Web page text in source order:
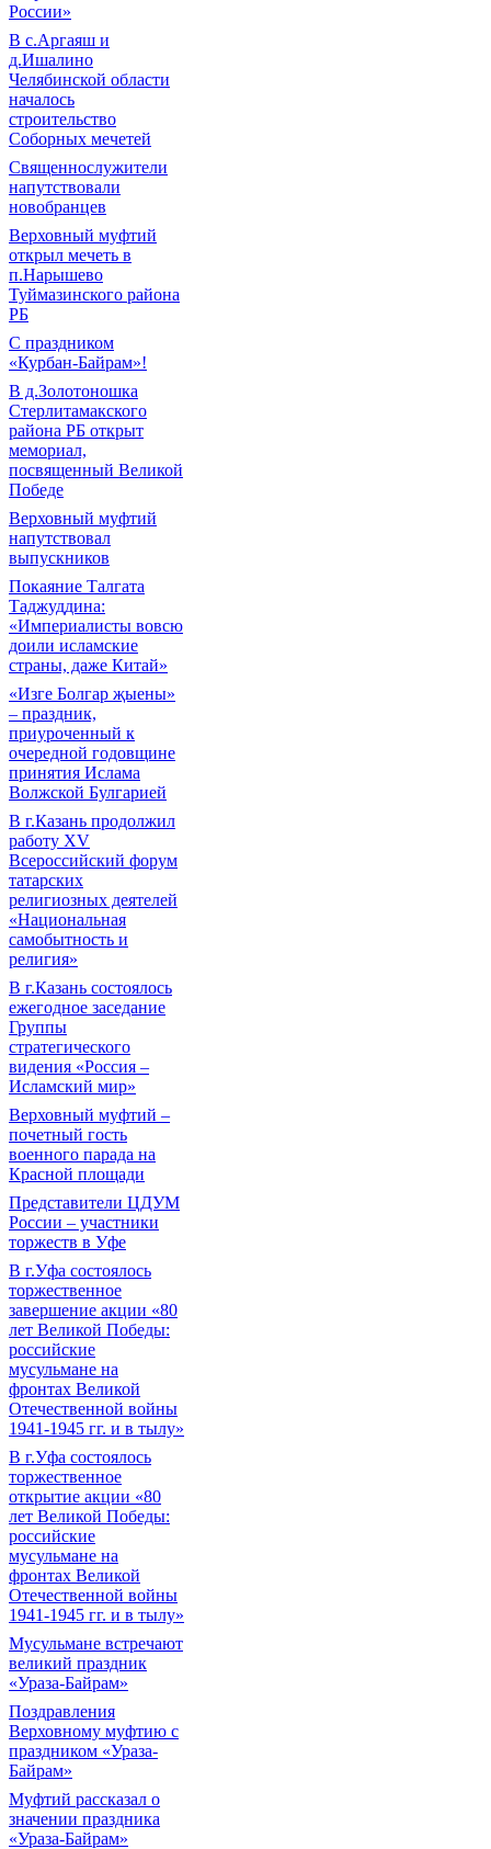
России»
В с.Аргаяш и
д.Ишалино
Челябинской области
началось
строительство
Соборных мечетей
Священнослужители
напутствовали
новобранцев
Верховный муфтий
открыл мечеть в
п.Нарышево
Туймазинского района
РБ
С праздником
«Курбан-Байрам»!
В д.Золотоношка
Стерлитамакского
района РБ открыт
мемориал,
посвященный Великой
Победе
Верховный муфтий
напутствовал
выпускников
Покаяние Талгата
Таджуддина:
«Империалисты вовсю
доили исламские
страны, даже Китай»
«Изге Болгар җыены»
– праздник,
приуроченный к
очередной годовщине
принятия Ислама
Волжской Булгарией
В г.Казань продолжил
работу XV
Всероссийский форум
татарских
религиозных деятелей
«Национальная
самобытность и
религия»
В г.Казань состоялось
ежегодное заседание
Группы
стратегического
видения «Россия –
Исламский мир»
Верховный муфтий –
почетный гость
военного парада на
Красной площади
Представители ЦДУМ
России – участники
торжеств в Уфе
В г.Уфа состоялось
торжественное
завершение акции «80
лет Великой Победы:
российские
мусульмане на
фронтах Великой
Отечественной войны
1941-1945 гг. и в тылу»
В г.Уфа состоялось
торжественное
открытие акции «80
лет Великой Победы:
российские
мусульмане на
фронтах Великой
Отечественной войны
1941-1945 гг. и в тылу»
Мусульмане встречают
великий праздник
«Ураза-Байрам»
Поздравления
Верховному муфтию с
праздником «Ураза-
Байрам»
Муфтий рассказал о
значении праздника
«Ураза-Байрам»